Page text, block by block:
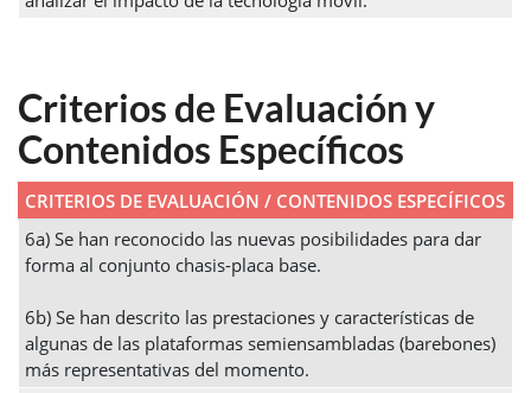
Criterios de Evaluación y
Contenidos Específicos
CRITERIOS DE EVALUACIÓN / CONTENIDOS ESPECÍFICOS
6a) Se han reconocido las nuevas posibilidades para dar
forma al conjunto chasis-placa base.
6b) Se han descrito las prestaciones y características de
algunas de las plataformas semiensambladas (barebones)
más representativas del momento.